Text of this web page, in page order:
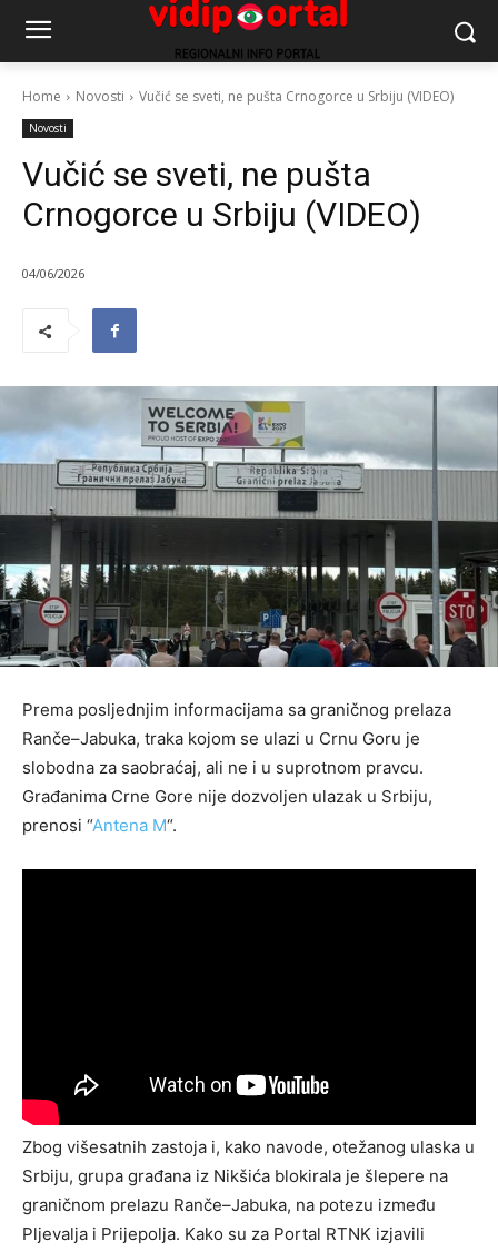
Home Novosti Vučić se sveti, ne pušta Crnogorce u Srbiju (VIDEO)
Novosti
Vučić se sveti, ne pušta
Crnogorce u Srbiju (VIDEO)
04/06/2026
Prema posljednjim informacijama sa graničnog prelaza
Ranče–Jabuka, traka kojom se ulazi u Crnu Goru je
slobodna za saobraćaj, ali ne i u suprotnom pravcu.
Građanima Crne Gore nije dozvoljen ulazak u Srbiju,
prenosi “Antena M“.
Zbog višesatnih zastoja i, kako navode, otežanog ulaska u
Srbiju, grupa građana iz Nikšića blokirala je šlepere na
graničnom prelazu Ranče–Jabuka, na potezu između
Pljevalja i Prijepolja. Kako su za Portal RTNK izjavili